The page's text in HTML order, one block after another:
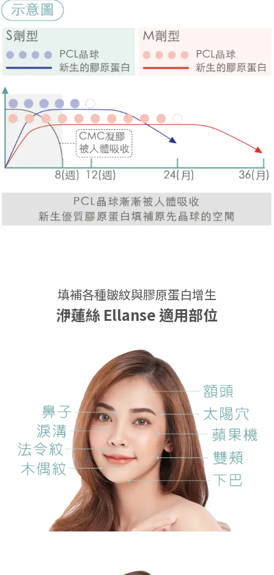
填補各種皺紋與膠原蛋白增生
洢蓮絲 Ellanse適用部位